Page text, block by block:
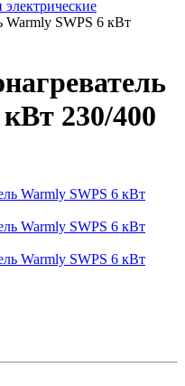
Warmly SWPS 6 кВт
230/400